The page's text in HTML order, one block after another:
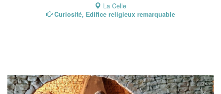
La Celle
Curiosité, Edifice religieux remarquable